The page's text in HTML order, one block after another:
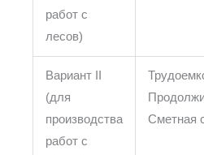
работ с
лесов)
Вариант II
(для
производства
работ с
Сметная